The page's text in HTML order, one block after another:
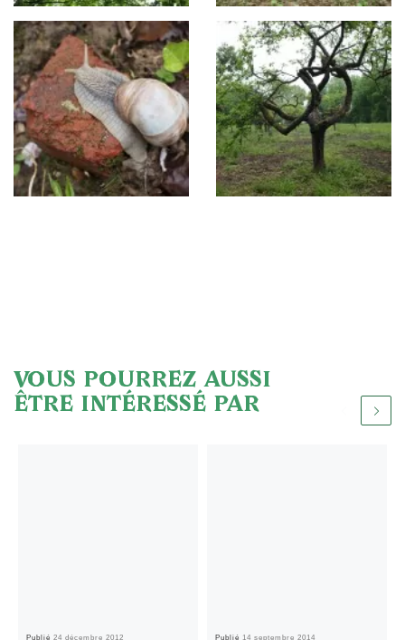
VOUS POURREZ AUSSI
ÊTRE INTÉRESSÉ PAR
Publié 24 décembre 2012 Publié 14 septembre 2014